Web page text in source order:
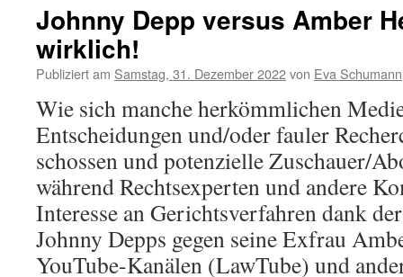
Johnny Depp versus Amber
wirklich!
Publiziert am Samstag, 31. Dezember 2022von Eva Schumann
Wie sich manche herkömmlichen
Entscheidungen und/oder fauler
schossen und potenzielle Zuschauer/
während Rechtsexperten und andere
Interesse an Gerichtsverfahren dank
Johnny Depps gegen seine Exfrau
YouTube-Kanälen (LawTube) und